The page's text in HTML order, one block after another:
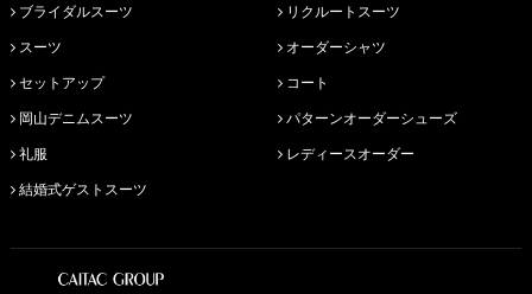
ブライダルスーツ
スーツ
セットアップ
岡山デニムスーツ
礼服
結婚式ゲストスーツ
リクルートスーツ
オーダーシャツ
コート
パターンオーダーシューズ
レディースオーダー